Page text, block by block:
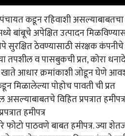
कडून रहिवाशी
बांबूचे अपेक्षित उत्पादन
सुरक्षित ठेवण्यासाठी संरक्षक
तपशील व पासबुकची प्रत, कोरा
आधार क्रमांकाशी जोडून घेणे
मिळालेल्या पोहोच पावती ची प्रत
विहित प्रपत्रात हमीपत्र,
हमीपत्र
पाठवणे बाबत हमीपत्र. ज्या
एक शेत्र नकाशावर हिरव्या रंगाने